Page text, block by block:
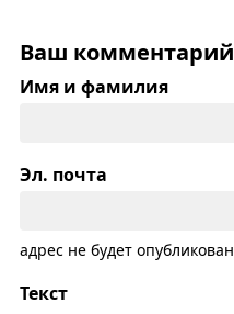
Ваш комментарий
Имя и фамилия
Эл. почта
адрес не будет опубликован
Текст